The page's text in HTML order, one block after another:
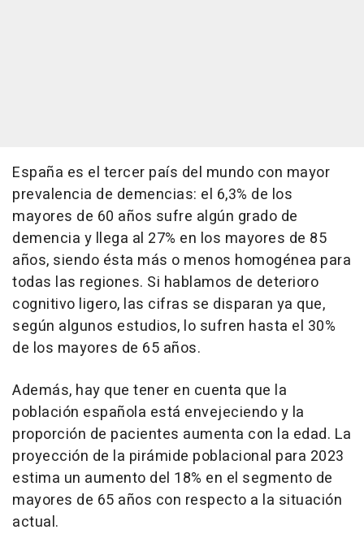
España es el tercer país del mundo con mayor
prevalencia de demencias: el 6,3% de los
mayores de 60 años sufre algún grado de
demencia y llega al 27% en los mayores de 85
años, siendo ésta más o menos homogénea para
todas las regiones. Si hablamos de deterioro
cognitivo ligero, las cifras se disparan ya que,
según algunos estudios, lo sufren hasta el 30%
de los mayores de 65 años.
Además, hay que tener en cuenta que la
población española está envejeciendo y la
proporción de pacientes aumenta con la edad. La
proyección de la pirámide poblacional para 2023
estima un aumento del 18% en el segmento de
mayores de 65 años con respecto a la situación
actual.